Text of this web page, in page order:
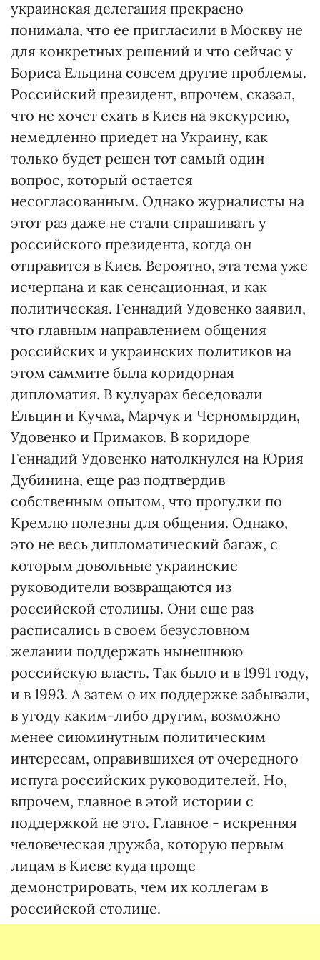
украинская делегация прекрасно
понимала, что ее пригласили в Москву не
для конкретных решений и что сейчас у
Бориса Ельцина совсем другие проблемы.
Российский президент, впрочем, сказал,
что не хочет ехать в Киев на экскурсию,
немедленно приедет на Украину, как
только будет решен тот самый один
вопрос, который остается
несогласованным. Однако журналисты на
этот раз даже не стали спрашивать у
российского президента, когда он
отправится в Киев. Вероятно, эта тема уже
исчерпана и как сенсационная, и как
политическая. Геннадий Удовенко заявил,
что главным направлением общения
российских и украинских политиков на
этом саммите была коридорная
дипломатия. В кулуарах беседовали
Ельцин и Кучма, Марчук и Черномырдин,
Удовенко и Примаков. В коридоре
Геннадий Удовенко натолкнулся на Юрия
Дубинина, еще раз подтвердив
собственным опытом, что прогулки по
Кремлю полезны для общения. Однако,
это не весь дипломатический багаж, с
которым довольные украинские
руководители возвращаются из
российской столицы. Они еще раз
расписались в своем безусловном
желании поддержать нынешнюю
российскую власть. Так было и в 1991 году,
и в 1993. А затем о их поддержке забывали,
в угоду каким-либо другим, возможно
менее сиюминутным политическим
интересам, оправившихся от очередного
испуга российских руководителей. Но,
впрочем, главное в этой истории с
поддержкой не это. Главное - искренняя
человеческая дружба, которую первым
лицам в Киеве куда проще
демонстрировать, чем их коллегам в
российской столице.